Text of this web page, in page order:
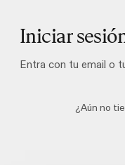
Iniciar
Entra con tu email o
¿Aún no